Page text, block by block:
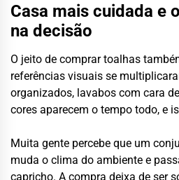
Casa mais cuidada e
na decisão
O jeito de comprar toalhas
referências visuais se
organizados, lavabos com cara
cores aparecem o tempo todo, e
Muita gente percebe que um
muda o clima do ambiente e
capricho. A compra deixa de ser